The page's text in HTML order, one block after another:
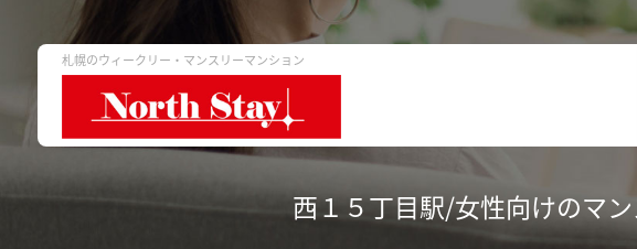
札幌のウィークリー・マンスリーマンション
西１５丁目駅/女性向けのマ